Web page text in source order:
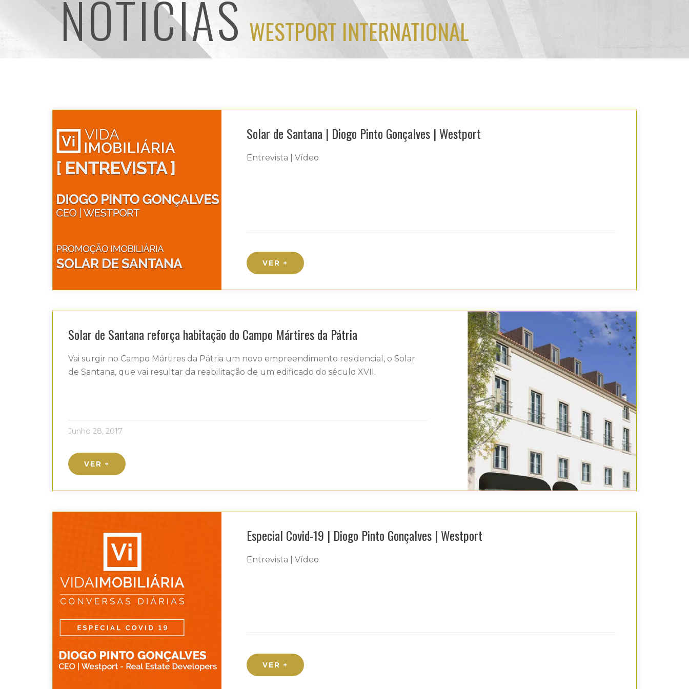
NOTÍCIAS WESTPORT INTERNATIONAL
Solar de Santana | Diogo Pinto Gonçalves | Westport
Entrevista | Vídeo
VER +
Solar de Santana reforça habitação do Campo Mártires da Pátria
Vai surgir no Campo Mártires da Pátria um novo empreendimento residencial, o Solar
de Santana, que vai resultar da reabilitação de um edificado do século XVII.
Junho 28, 2017
VER +
Especial Covid-19 | Diogo Pinto Gonçalves | Westport
Entrevista | Vídeo
VER +